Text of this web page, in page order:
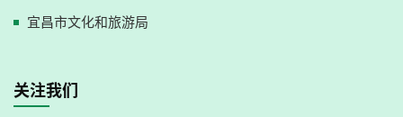
宜昌市文化和旅游局
关注我们